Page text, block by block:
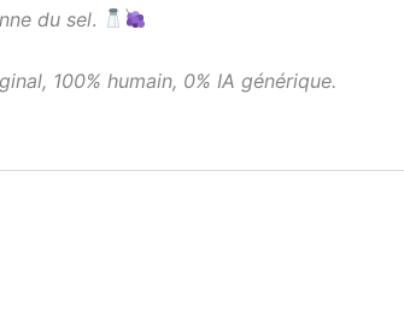
du sel.
100% humain, 0% IA générique.